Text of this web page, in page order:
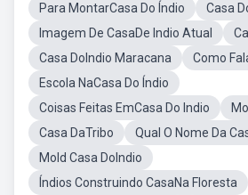
Para MontarCasa Do Índio
Casa
Imagem De CasaDe Indio Atual
Casa DoIndio Maracana
Como
Escola NaCasa Do Índio
Coisas Feitas EmCasa Do Indio
Casa DaTribo
Qual O Nome Da
Mold Casa DoIndio
Índios Construindo CasaNa Floresta